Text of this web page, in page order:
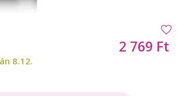
8.12.
2 769 Ft